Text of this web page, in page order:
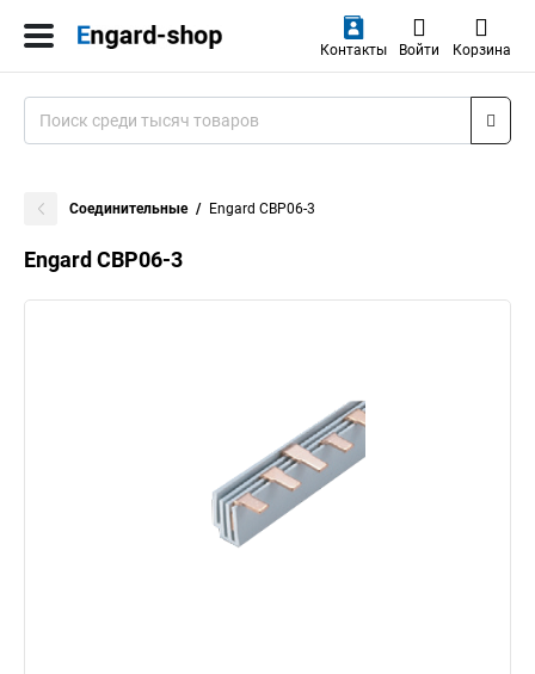
Контакты Войти Корзина
Соединительные Engard CBP06-3
Engard CBP06-3